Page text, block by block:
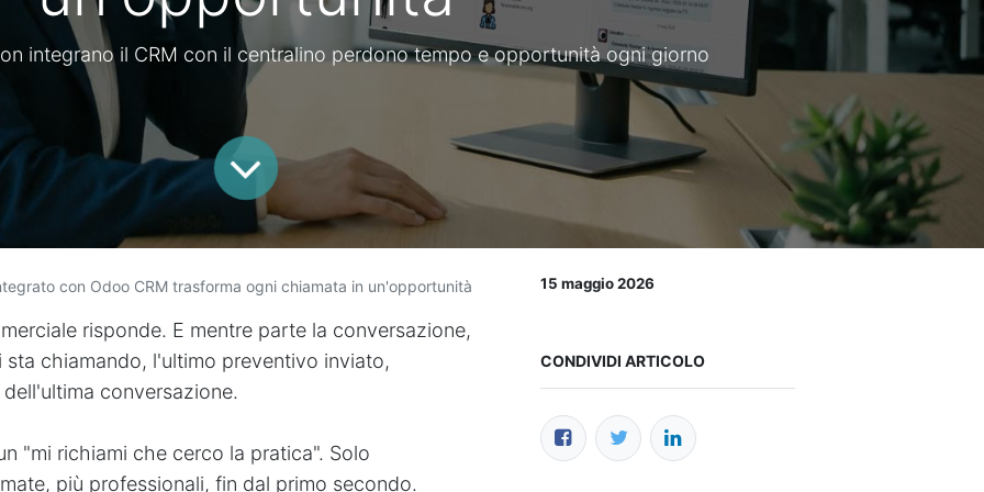
integrano il CRM con il centralino perdono tempo e opportunità ogni giorno
con Odoo CRM trasforma ogni chiamata in un'opportunità
risponde. E mentre parte la conversazione,
chiamando, l'ultimo preventivo inviato,
conversazione.
"mi richiami che cerco la pratica". Solo
più professionali, fin dal primo secondo.
15 maggio 2026
CONDIVIDI ARTICOLO